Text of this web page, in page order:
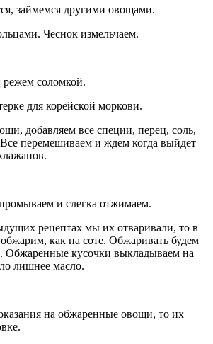
займемся другими овощами.
Чеснок измельчаем.
режем соломкой.
для корейской моркови.
добавляем все специи, перец, соль,
Все перемешиваем и ждем когда выйдет
и слегка отжимаем.
рецептах мы их отваривали, то в
как на соте. Обжаривать будем
Обжаренные кусочки выкладываем на
лишнее масло.
на обжаренные овощи, то их